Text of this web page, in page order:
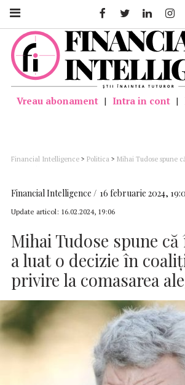
Vreau abonament | Intra in cont |
Financial Intelligence > Politica > Mihai Tudose spune
Financial Intelligence 16 februarie 2024,
Update articol: 16.02.2024, 19:06
Mihai Tudose spune
a luat o decizie în
privire la comasarea
FacebookTwitter Linkedin